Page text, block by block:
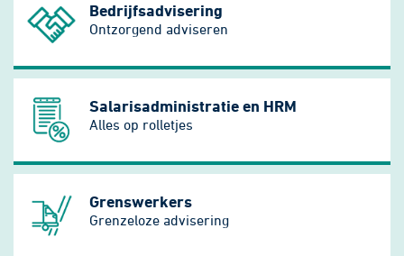
Bedrijfsadvisering
Ontzorgend adviseren
Salarisadministratie en HRM
Alles op rolletjes
Grenswerkers
Grenzeloze advisering